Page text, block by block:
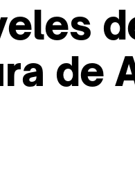
de